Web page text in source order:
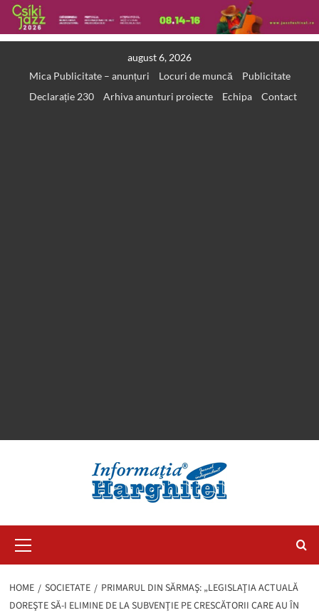
august 6, 2026
Mica Publicitate – anunțuri
Locuri de muncă
Publicitate
Declarație 230
Arhiva anunturi proiecte Echipa Contact
Menu
HOME SOCIETATE
PRIMARUL DIN SĂRMAŞ: „LEGISLAŢIA ACTUALĂ
DOREŞTE SĂ-I ELIMINE DE LA SUBVENŢIE PE CRESCĂTORII CARE AU ÎN